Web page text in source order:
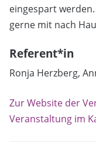
eingespart
gerne mit nach
Referent*in
Ronja Herzberg,
Zur Website der
Veranstaltung im